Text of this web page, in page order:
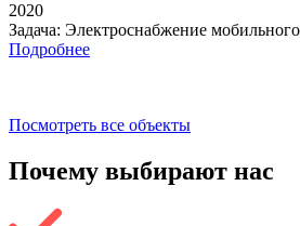
2020
Задача: Электроснабжение мобильного
Подробнее
Посмотреть все объекты
Почему выбирают нас